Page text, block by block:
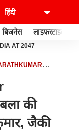
बिजनेस लाइफस्टाइल
AT 2047
की
जैकी